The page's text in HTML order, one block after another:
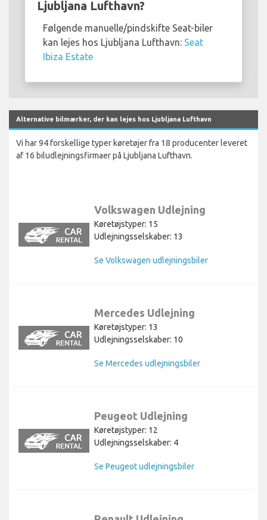
Ljubljana Lufthavn?
Følgende manuelle/pindskifte Seat-biler
kan lejes hos Ljubljana Lufthavn: Seat
Ibiza Estate
Alternative bilmærker, der kan lejes hos Ljubljana Lufthavn
Vi har 94 forskellige typer køretøjer fra 18 producenter leveret
af 16 biludlejningsfirmaer på Ljubljana Lufthavn.
Volkswagen Udlejning
Køretøjstyper: 15
Udlejningsselskaber: 13
Se Volkswagen udlejningsbiler
Mercedes Udlejning
Køretøjstyper: 13
Udlejningsselskaber: 10
Se Mercedes udlejningsbiler
Peugeot Udlejning
Køretøjstyper: 12
Udlejningsselskaber: 4
Se Peugeot udlejningsbiler